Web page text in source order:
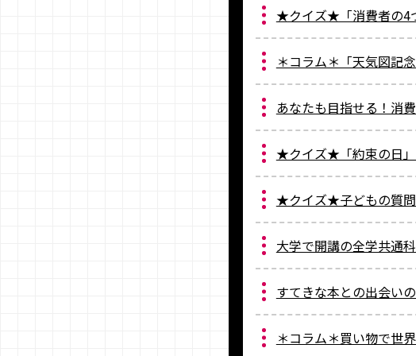
★クイズ★「消費者の4
＊コラム＊「天気図記
あなたも目指せる！消
★クイズ★「約束の日」
★クイズ★子どもの質問
大学で開講の全学共通
すてきな本との出会い
＊コラム＊買い物で世